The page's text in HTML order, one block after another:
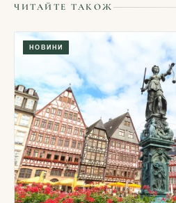
ЧИТАЙТЕ ТАКОЖ
НОВИНИ